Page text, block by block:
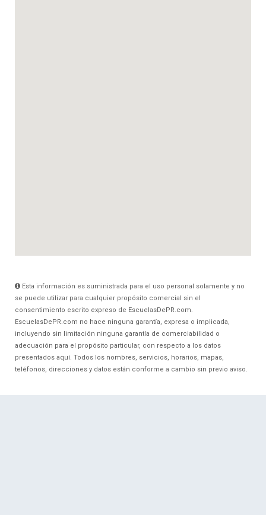
Esta información es suministrada para el uso personal solamente y no
se puede utilizar para cualquier propósito comercial sin el
consentimiento escrito expreso de EscuelasDePR.com.
EscuelasDePR.com no hace ninguna garantía, expresa o implicada,
incluyendo sin limitación ninguna garantía de comerciabilidad o
adecuación para el propósito particular, con respecto a los datos
presentados aquí. Todos los nombres, servicios, horarios, mapas,
teléfonos, direcciones y datos están conforme a cambio sin previo aviso.